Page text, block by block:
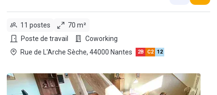
11 postes
70 m²
Poste de travail
Coworking
Rue de L'Arche Sèche, 44000 Nantes
2B C2 12